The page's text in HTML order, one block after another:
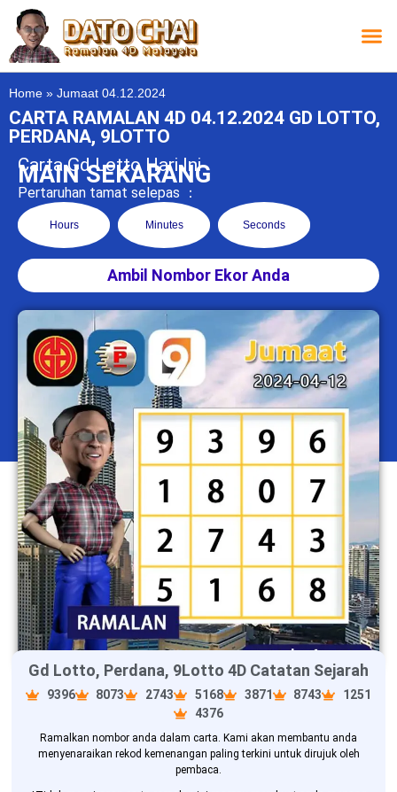
Home » Jumaat 04.12.2024
CARTA RAMALAN 4D 04.12.2024 GD LOTTO,
PERDANA, 9LOTTO
Carta Gd Lotto Hari Ini
MAIN SEKARANG
Pertaruhan tamat selepas ：
Hours Minutes Seconds
Ambil Nombor Ekor Anda
Gd Lotto, Perdana, 9Lotto 4D Catatan Sejarah
9396 8073 2743 5168 3871 8743
1251
4376
Ramalkan nombor anda dalam carta. Kami akan membantu anda
menyenaraikan rekod kemenangan paling terkini untuk dirujuk oleh
pembaca.